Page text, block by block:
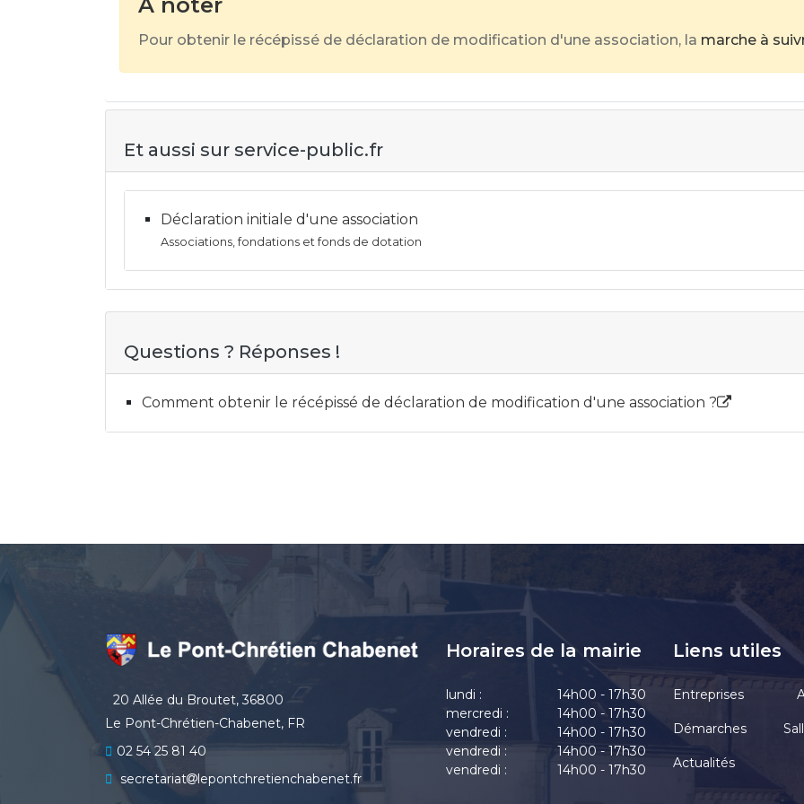
Pour obtenir le récépissé de déclaration de modification d'une association, la marche à
Et aussi sur service-public.fr
Déclaration initiale d'une association
Associations, fondations et fonds de dotation
Questions ? Réponses !
Comment obtenir le récépissé de déclaration de modification d'une association ?
20 Allée du Broutet, 36800
Le Pont-Chrétien-Chabenet, FR
02 54 25 81 40
secretariat
lepontchretienchabenet.fr
Horaires de la mairie
lundi :
14h00 - 17h30
mercredi :
14h00 - 17h30
vendredi :
14h00 - 17h30
vendredi :
14h00 - 17h30
vendredi :
14h00 - 17h30
Liens utiles
Entreprises
Démarches
Actualités